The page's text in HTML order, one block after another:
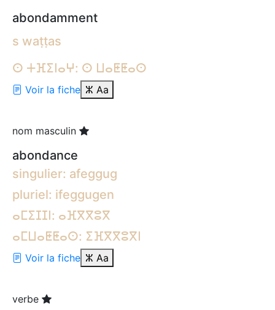
abondamment
s waṭṭas
ⵙ ⵜⴼⵉⵏⴰⵖ: ⵙ ⵡⴰⵟⵟⴰⵙ
Voir la fiche ⵣ Aa
nom masculin
abondance
singulier: afeggug
pluriel: ifeggugen
ⴰⵎⵉⵊⵊⵏ: ⴰⴼⴳⴳⵓⴳ
ⴰⵎⵡⴰⵟⵟⴰⵙ: ⵉⴼⴳⴳⵓⴳⵏ
Voir la fiche ⵣ Aa
verbe